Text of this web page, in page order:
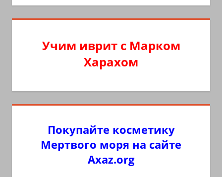
Учим иврит с Марком
Харахом
Покупайте косметику
Мертвого моря на сайте
Axaz.org